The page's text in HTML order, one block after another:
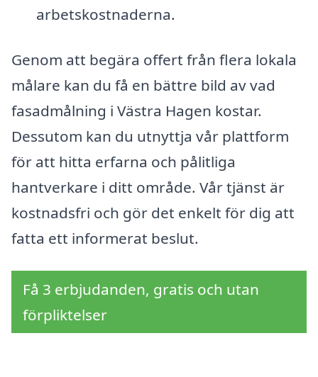
arbetskostnaderna.
Genom att begära offert från flera lokala
målare kan du få en bättre bild av vad
fasadmålning i Västra Hagen kostar.
Dessutom kan du utnyttja vår plattform
för att hitta erfarna och pålitliga
hantverkare i ditt område. Vår tjänst är
kostnadsfri och gör det enkelt för dig att
fatta ett informerat beslut.
Få 3 erbjudanden, gratis och utan
förpliktelser